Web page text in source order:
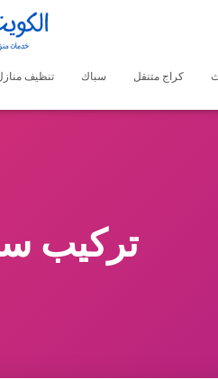
كراج متنقل سباك تنظيف
تركيب